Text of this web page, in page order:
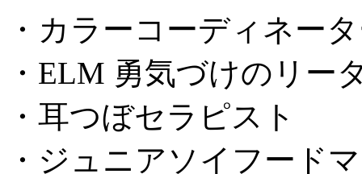
・カラーコーディネー
・ELM 勇気づけのリー
・耳つぼセラピスト
・ジュニアソイフード